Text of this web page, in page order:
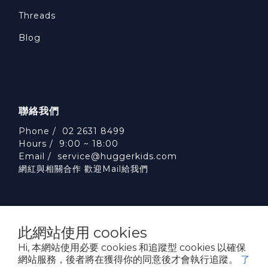
此網站使用 cookies
Hi, 本網站使用必要 cookies 和追蹤型 cookies 以確保
網站服務，後者將在獲得你的同意後才會執行追蹤。 了
Threads
Blog
聯絡我們
Phone / 02 2631 8499
Hours / 9:00 ~ 18:00
Email / service@huggerkids.com
網紅與相關合作 歡迎Mail給我們
威斯邁國際有限公司 統一編號:53563252